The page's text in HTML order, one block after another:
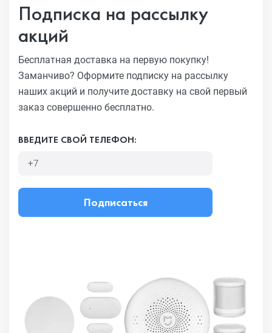
Подписка на рассылку
акций
Бесплатная доставка на первую покупку!
Заманчиво? Оформите подписку на рассылку
наших акций и получите доставку на свой первый
заказ совершенно бесплатно.
ВВЕДИТЕ СВОЙ ТЕЛЕФОН:
Подписаться